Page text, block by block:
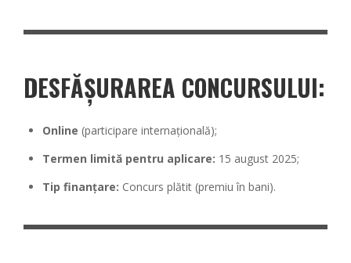
DESFĂȘURAREA CONCURSULUI:
Online (participare internațională);
Termen limită pentru aplicare: 15 august 2025;
Tip finanțare: Concurs plătit (premiu în bani).